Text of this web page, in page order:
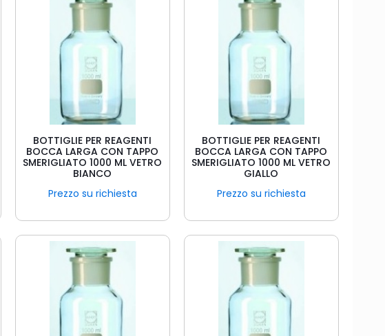
BOTTIGLIE PER REAGENTI
BOCCA LARGA CON TAPPO
SMERIGLIATO 1000 ML VETRO
BIANCO
Prezzo su richiesta
BOTTIGLIE PER REAGENTI
BOCCA LARGA CON TAPPO
SMERIGLIATO 1000 ML VETRO
GIALLO
Prezzo su richiesta